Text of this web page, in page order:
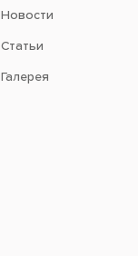
Новости
Статьи
Галерея